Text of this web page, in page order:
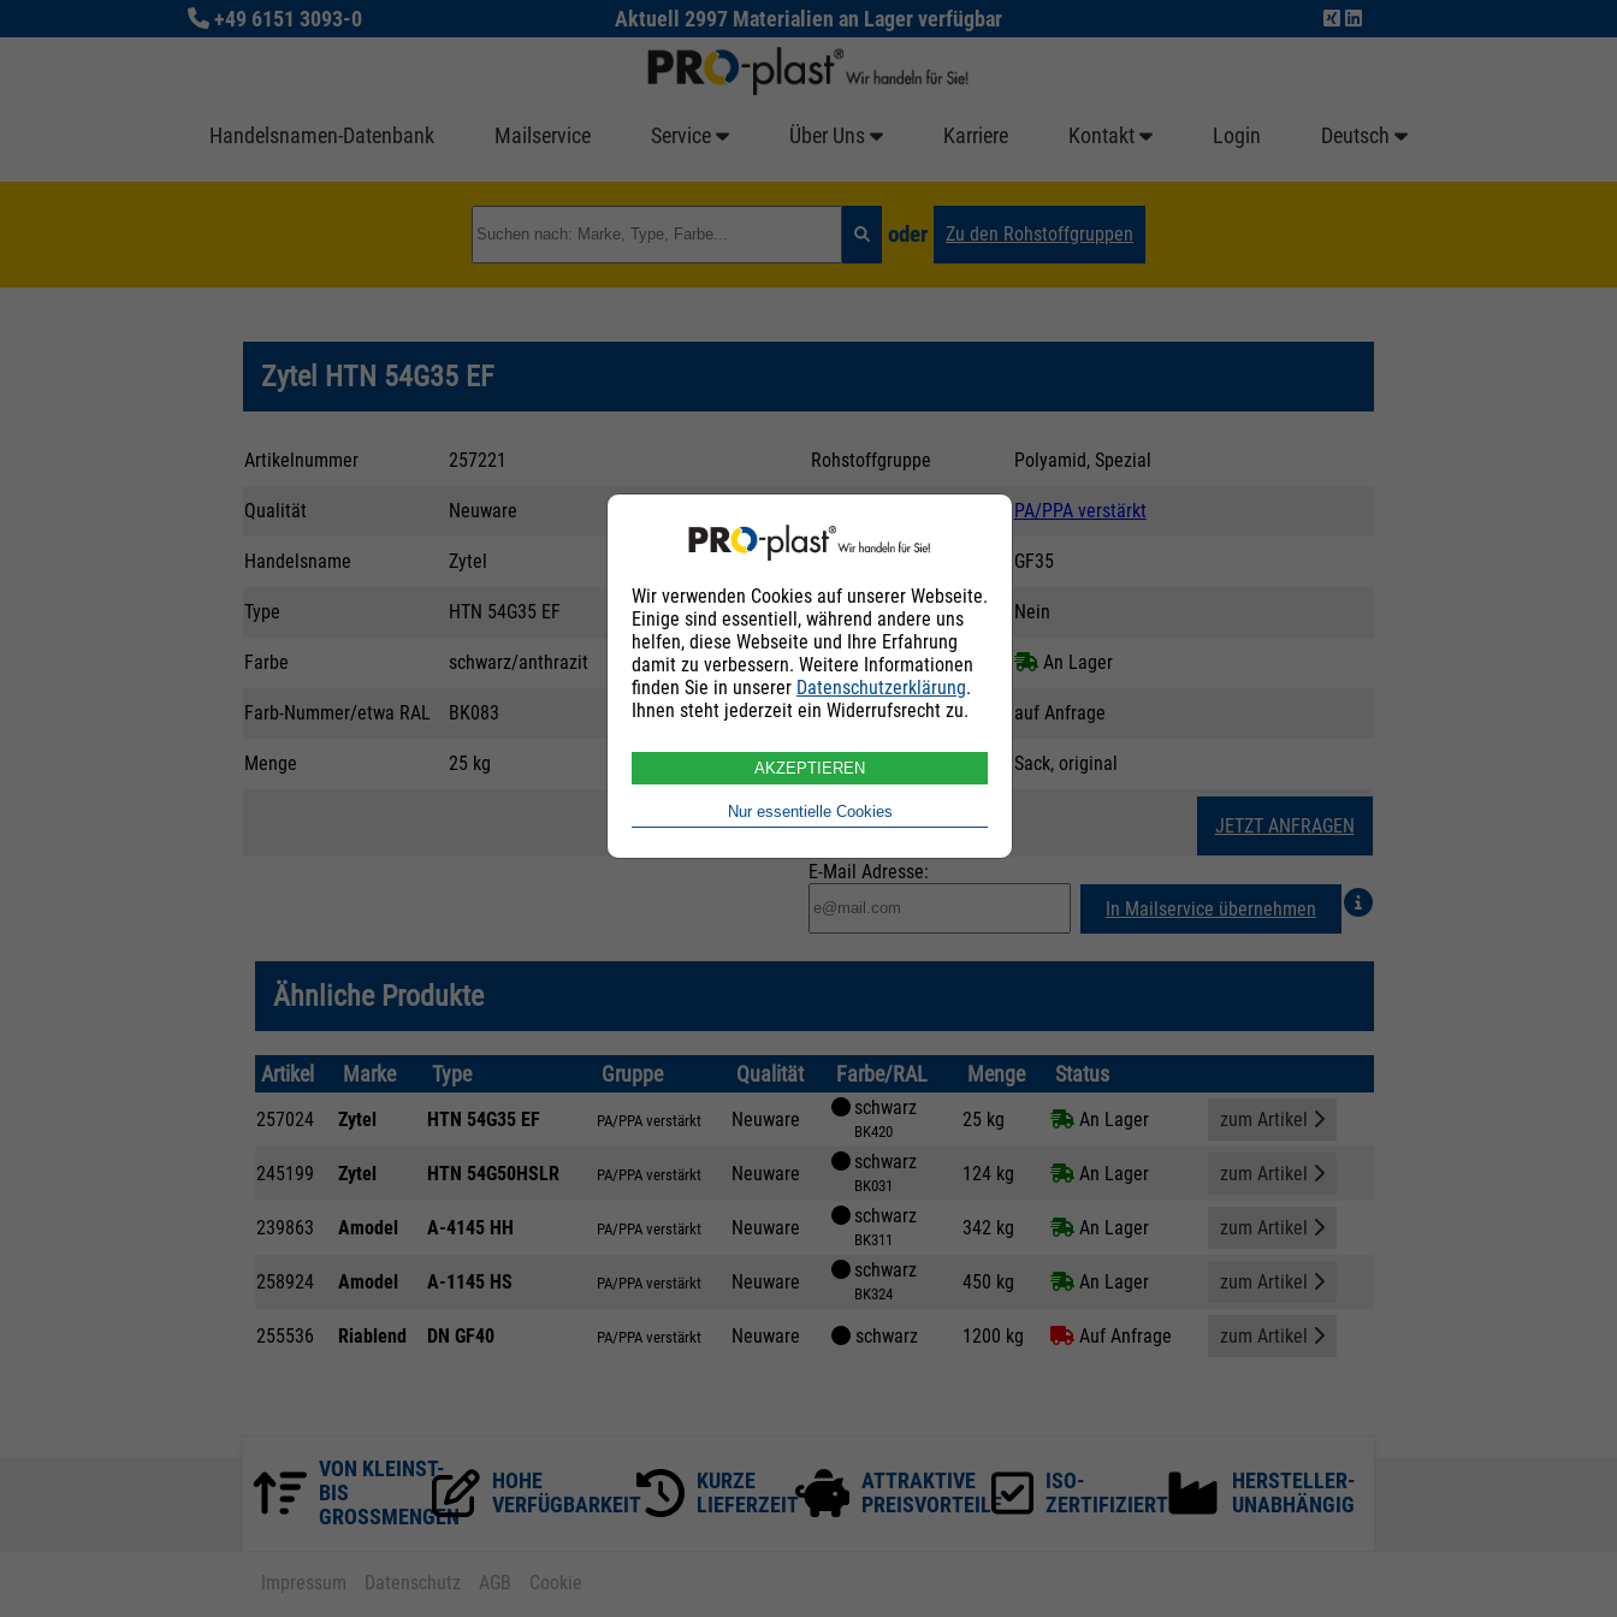
+49 6151 3093-0 Aktuell 2997 Materialien an Lager verfügbar
Handelsnamen-Datenbank Mailservice Service Über Uns Karriere Kontakt Login Deutsch
oder Zu den Rohstoffgruppen
Zytel HTN 54G35 EF
Artikelnummer 257221 Rohstoffgruppe Polyamid, Spezial
Qualität Neuware PA/PPA verstärkt
Handelsname Zytel Erläuterung GF35
Type HTN 54G35 EF Prüfzeugnis Nein
Farbe schwarz/anthrazit Lieferstatus An Lager
Farb-Nummer/etwa RAL BK083 Preis auf Anfrage
Menge 25 kg Verpackung Sack, original
JETZT ANFRAGEN
E-Mail Adresse:
In Mailservice übernehmen
Ähnliche Produkte
Artikel Marke Type Gruppe Qualität Farbe/RAL Menge Status
257024 Zytel HTN 54G35 EF PA/PPA verstärkt Neuware
schwarz
BK420
25 kg An Lager zum Artikel
245199 Zytel HTN 54G50HSLR PA/PPA verstärkt Neuware
schwarz
BK031
124 kg An Lager zum Artikel
239863 Amodel A-4145 HH PA/PPA verstärkt Neuware
schwarz
BK311
342 kg An Lager zum Artikel
258924 Amodel A-1145 HS PA/PPA verstärkt Neuware
schwarz
BK324
450 kg An Lager zum Artikel
255536 Riablend DN GF40 PA/PPA verstärkt Neuware schwarz 1200 kg Auf Anfrage zum Artikel
VON KLEINST-
BIS
GROSSMENGEN
HOHE
VERFÜGBARKEIT
KURZE
LIEFERZEIT
ATTRAKTIVE
PREISVORTEILE
ISO-
ZERTIFIZIERT
HERSTELLER-
UNABHÄNGIG
Impressum Datenschutz AGB Cookie
Wir verwenden Cookies auf unserer Webseite.
Einige sind essentiell, während andere uns
helfen, diese Webseite und Ihre Erfahrung
damit zu verbessern. Weitere Informationen
finden Sie in unserer Datenschutzerklärung.
Ihnen steht jederzeit ein Widerrufsrecht zu.
AKZEPTIEREN
Nur essentielle Cookies